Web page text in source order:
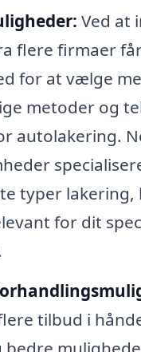
Ved at
flere firmaer
for at vælge
metoder og
autolakering.
typer lakering,
for dit
tilbud i